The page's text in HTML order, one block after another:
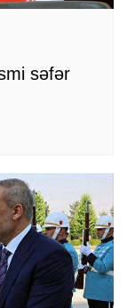
səfər